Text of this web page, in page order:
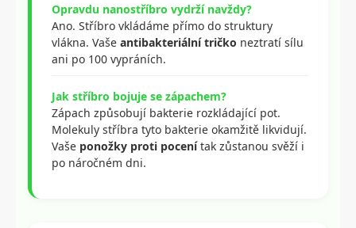
Opravdu nanostříbro vydrží navždy?
Ano. Stříbro vkládáme přímo do struktury
vlákna. Vaše antibakteriální tričko neztratí sílu
ani po 100 vypráních.
Jak stříbro bojuje se zápachem?
Zápach způsobují bakterie rozkládající pot.
Molekuly stříbra tyto bakterie okamžitě likvidují.
Vaše ponožky proti pocenítak zůstanou svěží i
po náročném dni.